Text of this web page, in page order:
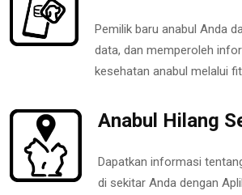
Pemilik baru anabul Anda
data, dan memperoleh
kesehatan anabul melalui
Anabul Hilang
Dapatkan informasi
di sekitar Anda dengan